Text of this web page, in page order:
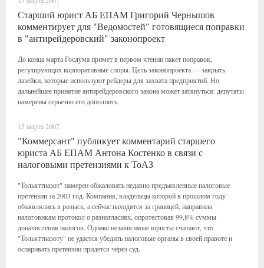
Старший юрист АБ ЕПАМ Григорий Чернышов
комментирует для "Ведомостей" готовящиеся поправки
в "антирейдеровский" законопроект
До конца марта Госдума примет в первом чтении пакет поправок,
регулирующих корпоративные споры. Цель законопроекта — закрыть
лазейки, которые используют рейдеры для захвата предприятий. Но
дальнейшее принятие антирейдеровского закона может затянуться: депутаты
намерены серьезно его дополнить.
15 марта 2007
"Коммерсант" публикует комментарий старшего
юриста АБ ЕПАМ Антона Костенко в связи с
налоговыми претензиями к ТоАЗ
"Тольяттиазот" намерен обжаловать недавно предъявленные налоговые
претензии за 2003 год. Компания, владельцы которой в прошлом году
объявлялись в розыск, а сейчас находятся за границей, направила
налоговикам протокол о разногласиях, опротестовав 99,8% суммы
доначисления налогов. Однако независимые юристы считают, что
"Тольяттиазоту" не удастся убедить налоговые органы в своей правоте и
оспаривать претензии придется через суд.